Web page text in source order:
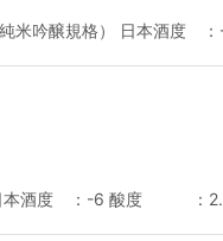
米吟醸規格） 日本酒度
日本酒度 ：-6 酸度